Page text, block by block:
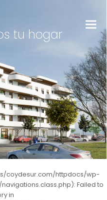
tu hogar
coydesur.com/httpdocs/wp-
Failed to
in